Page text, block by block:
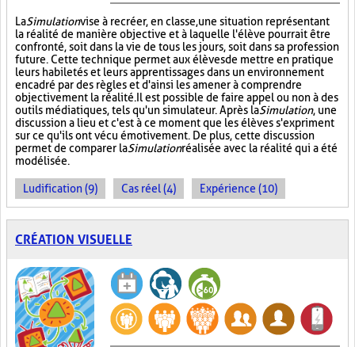
LaSimulationvise à recréer, en classe, une situation représentant
la réalité de manière objective et à laquelle l'élève pourrait être
confronté, soit dans la vie de tous les jours, soit dans sa profession
future. Cette technique permet aux élèves de mettre en pratique
leurs habiletés et leurs apprentissages dans un environnement
encadré par des règles et d'ainsi les amener à comprendre
objectivement la réalité. Il est possible de faire appel ou non à des
outils médiatiques, tels qu'un simulateur. Après laSimulation, une
discussion a lieu et c'est à ce moment que les élèves s'expriment
sur ce qu'ils ont vécu émotivement. De plus, cette discussion
permet de comparer laSimulationréalisée avec la réalité qui a été
modélisée.
Ludification (9) Cas réel (4) Expérience (10)
CRÉATION VISUELLE